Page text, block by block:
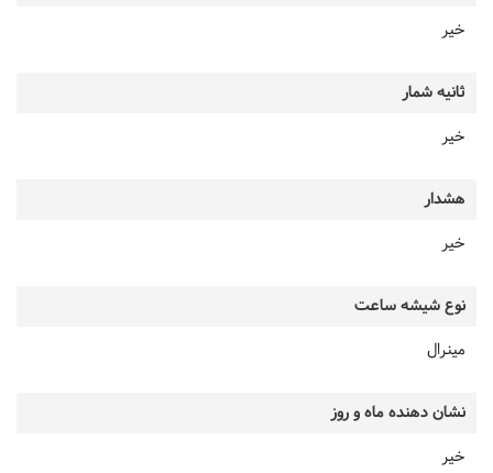
خیر
ثانیه شمار
خیر
هشدار
خیر
نوع شیشه ساعت
مینرال
نشان دهنده ماه و روز
خیر